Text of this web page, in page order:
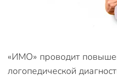
«ИМО» проводит
логопедической